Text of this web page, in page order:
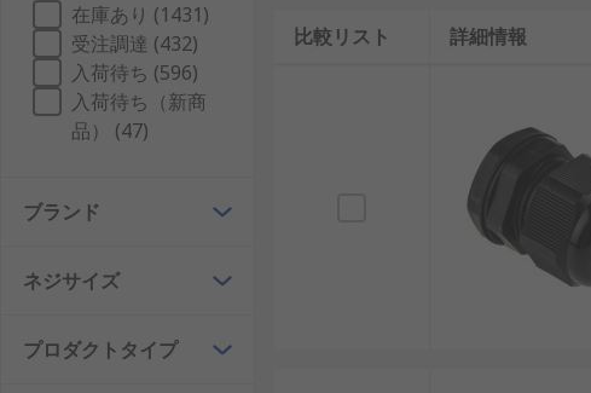
ケーブルグランドとグロメットの違い
ケーブルグランドとグロメットはいずれもケーブルの通線
触部分を保護し摩耗を防ぐことを目的としています。一方
日本国内の工場設備では、グロメットは主に簡易的な保護
安定稼働を支えるために採用されています。特に防水ケー
ケーブルグランドの種類
ケーブルグランドにはさまざまな種類があり、用途や環境条
在庫あり (1431)
受注調達 (432)
入荷待ち (596)
入荷待ち（新商
品） (47)
ブランド
ネジサイズ
プロダクトタイプ
比較リスト 詳細情報